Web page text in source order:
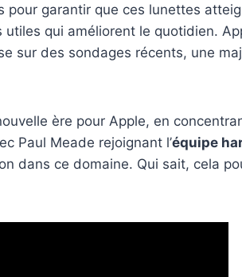
garantir que ces lunettes
qui améliorent le quotidien.
sur des sondages récents, une
ère pour Apple, en
Paul Meade rejoignant l’équipe
dans ce domaine. Qui sait, cela